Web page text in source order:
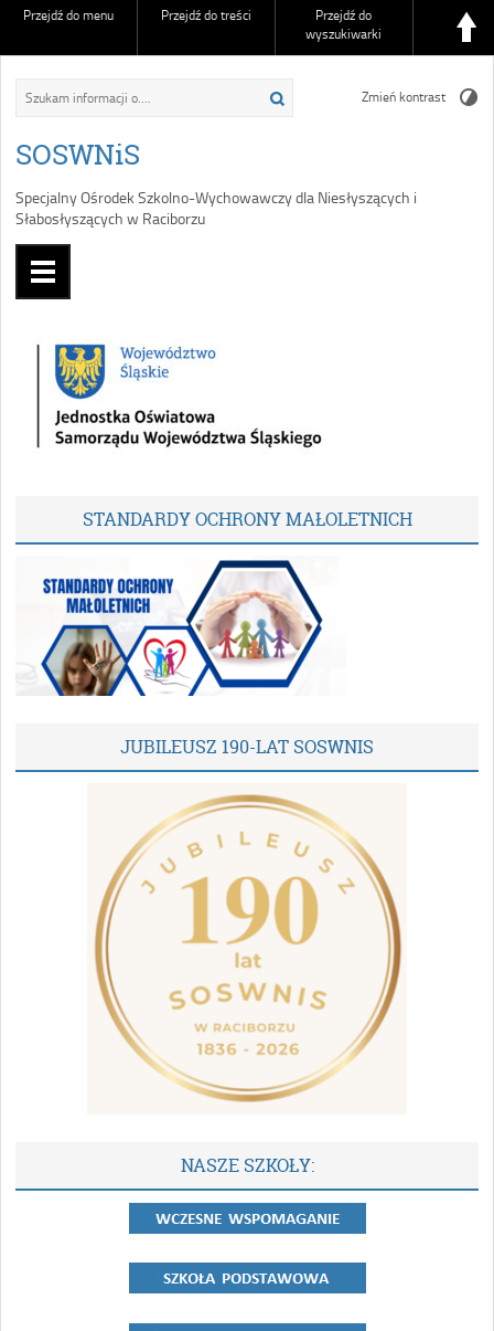
Przejdź do menu Przejdź do treści
Przejdź do
wyszukiwarki
SOSWNiS
Specjalny Ośrodek Szkolno-Wychowawczy dla Niesłyszących i
Słabosłyszących w Raciborzu
Zmień kontrast
STANDARDY OCHRONY MAŁOLETNICH
JUBILEUSZ 190-LAT SOSWNIS
NASZE SZKOŁY: